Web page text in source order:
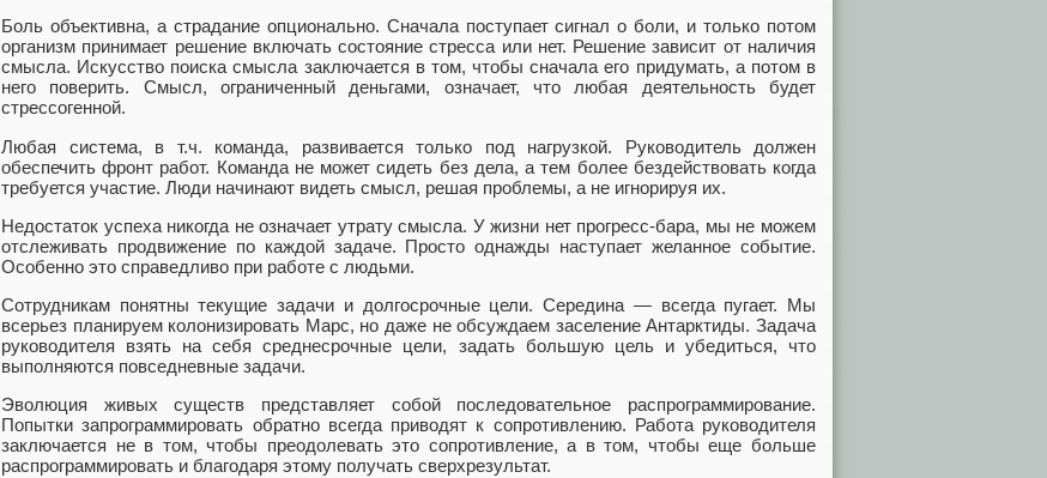
Боль объективна, а страдание опционально. Сначала поступает сигнал о боли, и только потом
организм принимает решение включать состояние стресса или нет. Решение зависит от наличия
смысла. Искусство поиска смысла заключается в том, чтобы сначала его придумать, а потом в
него поверить. Смысл, ограниченный деньгами, означает, что любая деятельность будет
стрессогенной.
Любая система, в т.ч. команда, развивается только под нагрузкой. Руководитель должен
обеспечить фронт работ. Команда не может сидеть без дела, а тем более бездействовать когда
требуется участие. Люди начинают видеть смысл, решая проблемы, а не игнорируя их.
Недостаток успеха никогда не означает утрату смысла. У жизни нет прогресс-бара, мы не можем
отслеживать продвижение по каждой задаче. Просто однажды наступает желанное событие.
Особенно это справедливо при работе с людьми.
Сотрудникам понятны текущие задачи и долгосрочные цели. Середина — всегда пугает. Мы
всерьез планируем колонизировать Марс, но даже не обсуждаем заселение Антарктиды. Задача
руководителя взять на себя среднесрочные цели, задать большую цель и убедиться, что
выполняются повседневные задачи.
Эволюция живых существ представляет собой последовательное распрограммирование.
Попытки запрограммировать обратно всегда приводят к сопротивлению. Работа руководителя
заключается не в том, чтобы преодолевать это сопротивление, а в том, чтобы еще больше
распрограммировать и благодаря этому получать сверхрезультат.